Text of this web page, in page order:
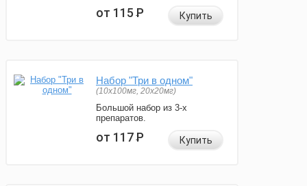
от 115Р Купить
Набор "Три в одном"
(10x100мг, 20x20мг)
Большой набор из 3-х
препаратов.
от 117Р Купить